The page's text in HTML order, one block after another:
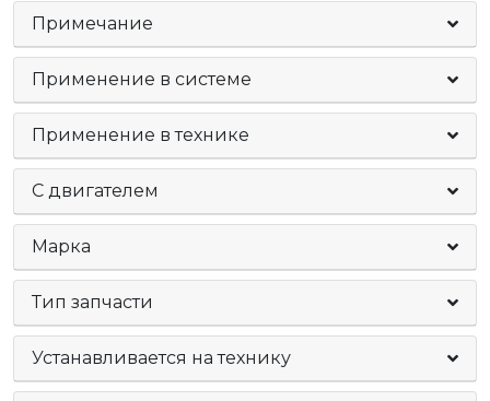
Примечание
Применение в системе
Применение в технике
C двигателем
Марка
Тип запчасти
Устанавливается на технику